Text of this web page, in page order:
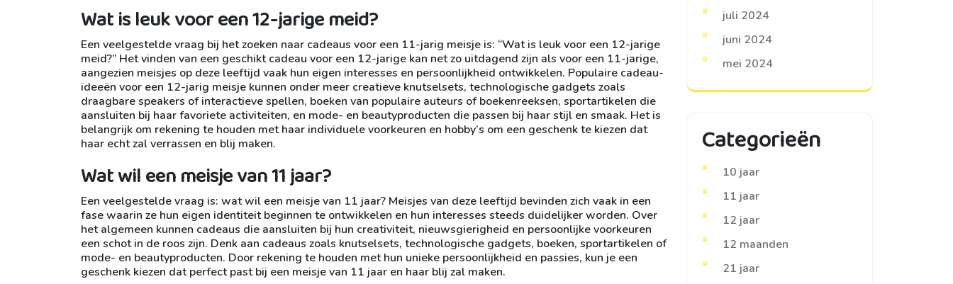
Wat is leuk voor een 12-jarige meid?
Een veelgestelde vraag bij het zoeken naar cadeaus voor een 11-jarig meisje is: “Wat is leuk voor een 12-jarige
meid?” Het vinden van een geschikt cadeau voor een 12-jarige kan net zo uitdagend zijn als voor een 11-jarige,
aangezien meisjes op deze leeftijd vaak hun eigen interesses en persoonlijkheid ontwikkelen. Populaire cadeau-
ideeën voor een 12-jarig meisje kunnen onder meer creatieve knutselsets, technologische gadgets zoals
draagbare speakers of interactieve spellen, boeken van populaire auteurs of boekenreeksen, sportartikelen die
aansluiten bij haar favoriete activiteiten, en mode- en beautyproducten die passen bij haar stijl en smaak. Het is
belangrijk om rekening te houden met haar individuele voorkeuren en hobby’s om een geschenk te kiezen dat
haar echt zal verrassen en blij maken.
Wat wil een meisje van 11 jaar?
Een veelgestelde vraag is: wat wil een meisje van 11 jaar? Meisjes van deze leeftijd bevinden zich vaak in een
fase waarin ze hun eigen identiteit beginnen te ontwikkelen en hun interesses steeds duidelijker worden. Over
het algemeen kunnen cadeaus die aansluiten bij hun creativiteit, nieuwsgierigheid en persoonlijke voorkeuren
een schot in de roos zijn. Denk aan cadeaus zoals knutselsets, technologische gadgets, boeken, sportartikelen of
mode- en beautyproducten. Door rekening te houden met hun unieke persoonlijkheid en passies, kun je een
geschenk kiezen dat perfect past bij een meisje van 11 jaar en haar blij zal maken.
juli 2024
juni 2024
mei 2024
Categorieën
10 jaar
11 jaar
12 jaar
12 maanden
21 jaar